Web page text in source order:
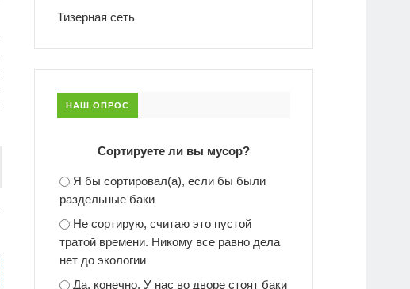
Тизерная сеть
НАШ ОПРОС
Сортируете ли вы мусор?
Я бы сортировал(а), если бы были
раздельные баки
Не сортирую, считаю это пустой
тратой времени. Никому все равно дела
нет до экологии
Да, конечно. У нас во дворе стоят баки